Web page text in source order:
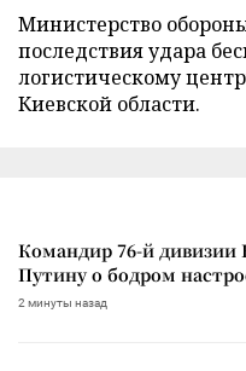
Министерство
последствия удара
логистическому
Киевской области.
Командир 76-й дивизии
Путину о бодром
2 минуты назад